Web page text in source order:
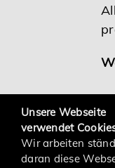
Unsere Webseite
verwendet
Wir arbeiten
daran diese